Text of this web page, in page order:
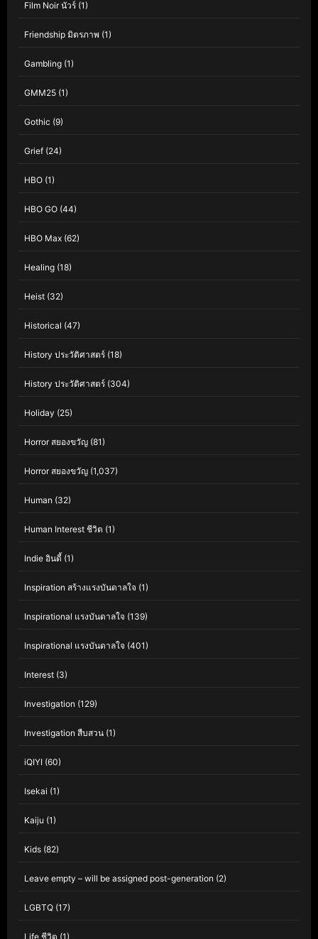
Film Noir นัวร์ (1)
Friendship มิตรภาพ (1)
Gambling (1)
GMM25 (1)
Gothic (9)
Grief (24)
HBO (1)
HBO GO (44)
HBO Max (62)
Healing (18)
Heist (32)
Historical (47)
History ประวัติศาสตร์ (18)
History ประวัติศาสตร์ (304)
Holiday (25)
Horror สยองขวัญ (81)
Horror สยองขวัญ (1,037)
Human (32)
Human Interest ชีวิต (1)
Indie อินดี้ (1)
Inspiration สร้างแรงบันดาลใจ (1)
Inspirational แรงบันดาลใจ (139)
Inspirational แรงบันดาลใจ (401)
Interest (3)
Investigation (129)
Investigation สืบสวน (1)
iQIYI (60)
Isekai (1)
Kaiju (1)
Kids (82)
Leave empty – will be assigned post-generation (2)
LGBTQ (17)
Life ชีวิต (1)